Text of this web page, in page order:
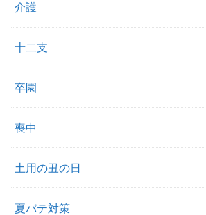
介護
十二支
卒園
喪中
土用の丑の日
夏バテ対策